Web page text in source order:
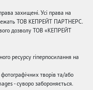
захищені. Усі права на
ТОВ КЕПРЕЙТ ПАРТНЕРС.
дозволу ТОВ «КЕПРЕЙТ
ресурсу гіперпосилання на
творів та/або
- суворо забороняється.